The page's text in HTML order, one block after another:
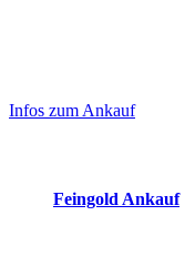
Sidebar
Infos zum Ankauf
Feingold Ankauf